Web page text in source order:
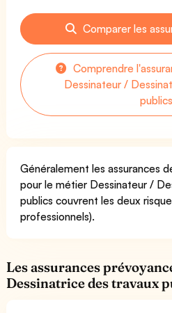
Comparer les
Comprendre
Dessinateur /
publics
Généralement les assurances
pour le métier Dessinateur /
publics couvrent les deux
professionnels).
Les assurances
Dessinatrice des travaux